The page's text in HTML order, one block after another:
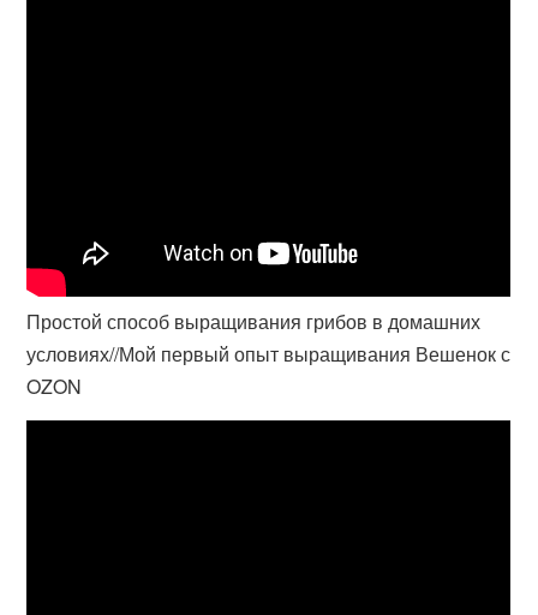
Простой способ выращивания грибов в домашних
условиях//Мой первый опыт выращивания Вешенок с
OZON